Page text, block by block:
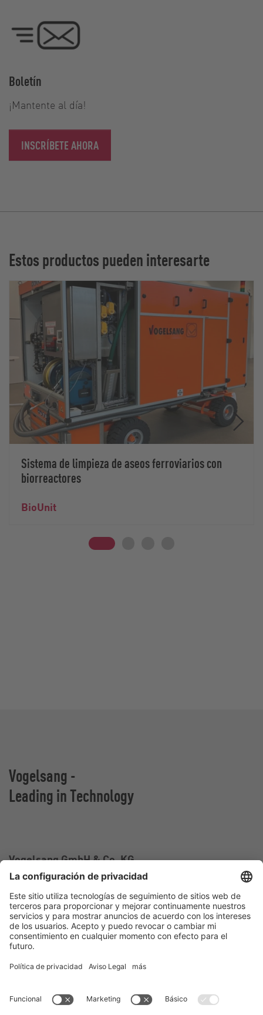
Boletín
¡Mantente al día!
INSCRÍBETE AHORA
Estos productos pueden interesarte
Sistema de limpieza de aseos ferroviarios con
biorreactores
BioUnit
Vogelsang -
Leading in Technology
Vogelsang GmbH & Co. KG
Holthoege 10-14
49632 Essen (Oldenburg)
Alemania
Contacto
germany@vogelsang.info